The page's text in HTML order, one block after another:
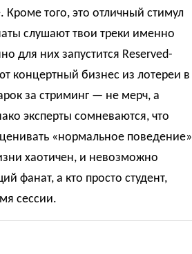
того, это отличный стимул
слушают твои треки именно
для них запустится Reserved-
концертный бизнес из лотереи в
за стриминг — не мерч, а
эксперты сомневаются, что
«нормальное поведение»
хаотичен, и невозможно
фанат, а кто просто студент,
сессии.